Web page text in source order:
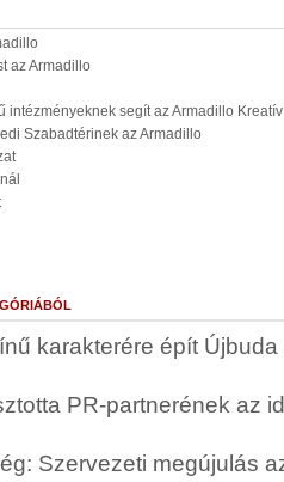
az Armadillo
intézményeknek segít az Armadillo
Szabadtérinek az Armadillo
karakterére épít
PR-partnerének az
Szervezeti megújulás